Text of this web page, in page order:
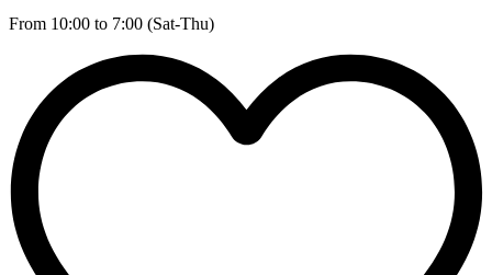
From 10:00 to 7:00 (Sat-Thu)